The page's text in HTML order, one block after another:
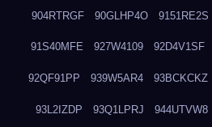
904RTRGF 90GLHP4O 9151RE2S
91S40MFE 927W4109 92D4V1SF
92QF91PP 939W5AR4 93BCKCKZ
93L2IZDP 93Q1LPRJ 944UTVW8